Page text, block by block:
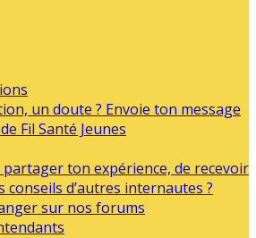
un doute ? Envoie ton message
Fil Santé Jeunes
partager ton expérience, de recevoir
conseils d’autres internautes ?
sur nos forums